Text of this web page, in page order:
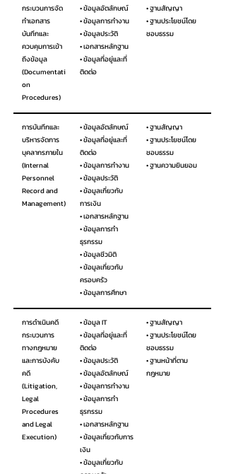
กระบวนการจัด
ทำเอกสาร
บันทึกและ
ควบคุมการเข้า
ถึงข้อมูล
(Documentati
on
Procedures)
• ข้อมูลอัตลักษณ์
• ข้อมูลการทำงาน
• ข้อมูลประวัติ
• เอกสารหลักฐาน
• ข้อมูลที่อยู่และที่
ติดต่อ
• ฐานสัญญา
• ฐานประโยชน์โดย
ชอบธรรม
การบันทึกและ
บริหารจัดการ
บุคลากรภายใน
(Internal
Personnel
Record and
Management)
• ข้อมูลอัตลักษณ์
• ข้อมูลที่อยู่และที่
ติดต่อ
• ข้อมูลการทำงาน
• ข้อมูลประวัติ
• ข้อมูลเกี่ยวกับ
การเงิน
• เอกสารหลักฐาน
• ข้อมูลการทำ
ธุรกรรม
• ข้อมูลชีวมิติ
• ข้อมูลเกี่ยวกับ
ครอบครัว
• ข้อมูลการศึกษา
• ฐานสัญญา
• ฐานประโยชน์โดย
ชอบธรรม
• ฐานความยินยอม
การดำเนินคดี
กระบวนการ
ทางกฎหมาย
และการบังคับ
คดี
(Litigation,
Legal
Procedures
and Legal
Execution)
• ข้อมูล IT
• ข้อมูลที่อยู่และที่
ติดต่อ
• ข้อมูลประวัติ
• ข้อมูลอัตลักษณ์
• ข้อมูลการทำงาน
• ข้อมูลการทำ
ธุรกรรม
• เอกสารหลักฐาน
• ข้อมูลเกี่ยวกับการ
เงิน
• ข้อมูลเกี่ยวกับ
• ฐานสัญญา
• ฐานประโยชน์โดย
ชอบธรรม
• ฐานหน้าที่ตาม
กฎหมาย